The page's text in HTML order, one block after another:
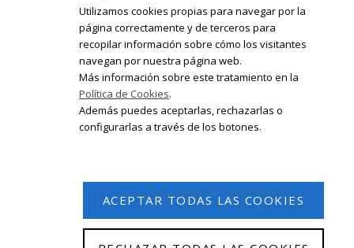
Registrate en nuestro boletín de
noticias
Utilizamos cookies propias para navegar por la
página correctamente y de terceros para
recopilar información sobre cómo los visitantes
navegan por nuestra página web.
Más información sobre este tratamiento en la
Política de Cookies.
Además puedes aceptarlas, rechazarlas o
configurarlas a través de los botones.
ACEPTAR TODAS LAS COOKIES